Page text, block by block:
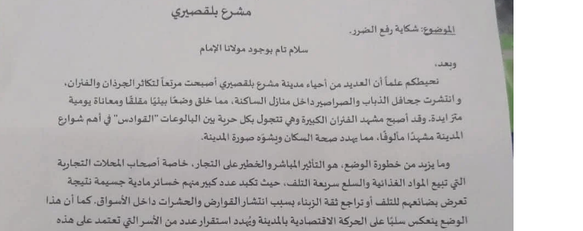
ل
ت
ر
و
ن
ا